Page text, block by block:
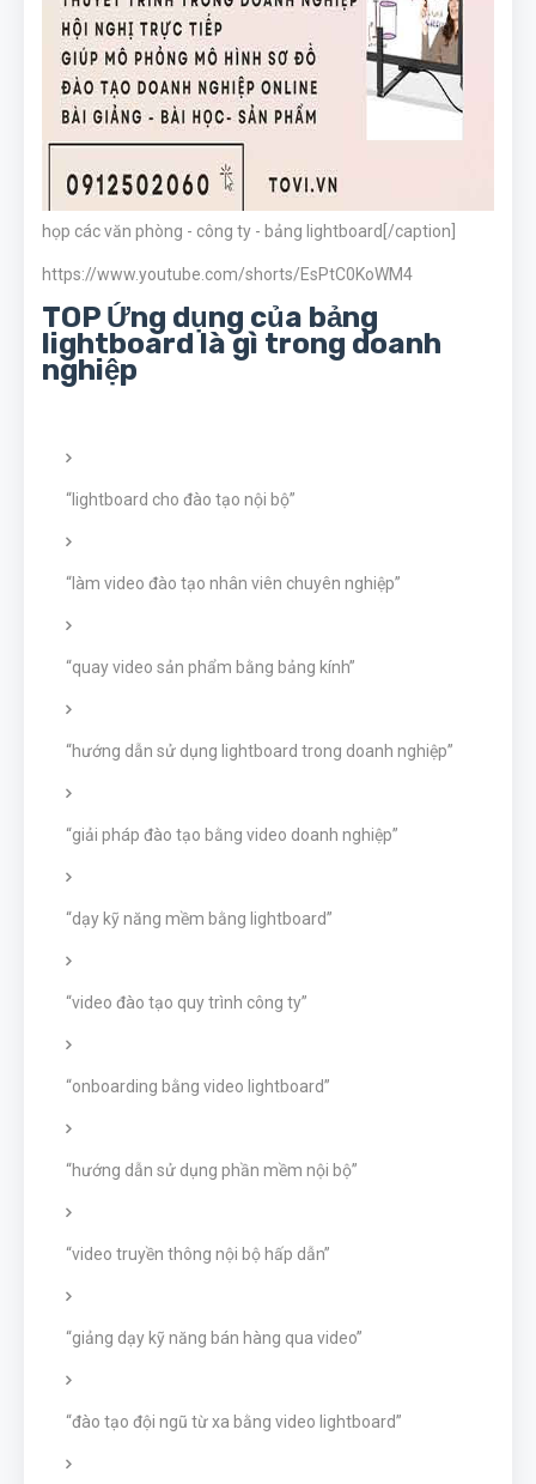
họp các văn phòng - công ty - bảng lightboard[/caption]
https://www.youtube.com/shorts/EsPtC0KoWM4
TOP Ứng dụng của bảng
lightboard là gì trong doanh
nghiệp
“lightboard cho đào tạo nội bộ”
“làm video đào tạo nhân viên chuyên nghiệp”
“quay video sản phẩm bằng bảng kính”
“hướng dẫn sử dụng lightboard trong doanh nghiệp”
“giải pháp đào tạo bằng video doanh nghiệp”
“dạy kỹ năng mềm bằng lightboard”
“video đào tạo quy trình công ty”
“onboarding bằng video lightboard”
“hướng dẫn sử dụng phần mềm nội bộ”
“video truyền thông nội bộ hấp dẫn”
“giảng dạy kỹ năng bán hàng qua video”
“đào tạo đội ngũ từ xa bằng video lightboard”